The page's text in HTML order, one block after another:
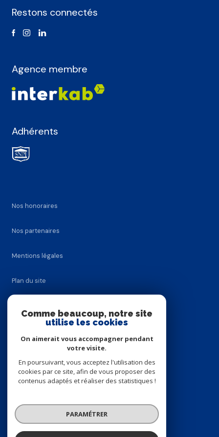
Restons connectés
Agence membre
Adhérents
Nos honoraires
Nos partenaires
Mentions légales
Plan du site
Réalisé par
Comme beaucoup, notre site
utilise les cookies
On aimerait vous accompagner pendant
votre visite.
En poursuivant, vous acceptez l'utilisation des
cookies par ce site, afin de vous proposer des
contenus adaptés et réaliser des statistiques !
PARAMÉTRER